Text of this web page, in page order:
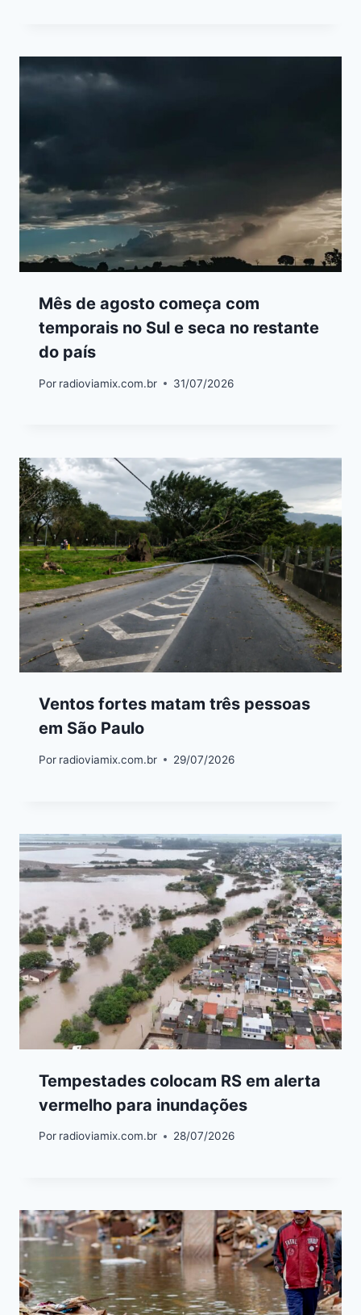
Mês de agosto começa com
temporais no Sul e seca no restante
do país
Por radioviamix.com.br 31/07/2026
Ventos fortes matam três pessoas
em São Paulo
Por radioviamix.com.br 29/07/2026
Tempestades colocam RS em alerta
vermelho para inundações
Por radioviamix.com.br 28/07/2026